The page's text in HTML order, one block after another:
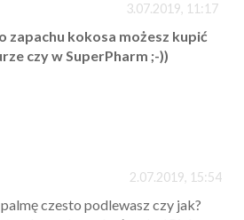
3.07.2019, 11:17
o zapachu kokosa możesz kupić
czy w SuperPharm ;-))
2.07.2019, 15:54
czesto podlewasz czy jak?